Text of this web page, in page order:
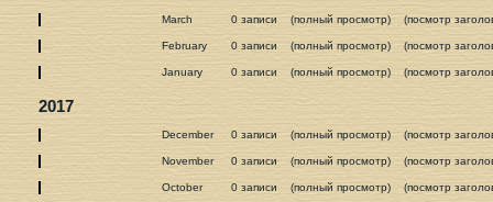
March 0 записи (полный просмотр) (посмотр
February 0 записи (полный просмотр) (посмотр
January 0 записи (полный просмотр) (посмотр
2017
December 0 записи (полный просмотр) (посмотр
November 0 записи (полный просмотр) (посмотр
October 0 записи (полный просмотр) (посмотр